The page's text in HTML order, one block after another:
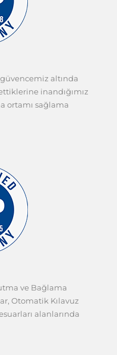
altında
inandığımız
ortamı sağlama
ve Bağlama
Otomatik Kılavuz
alanlarında